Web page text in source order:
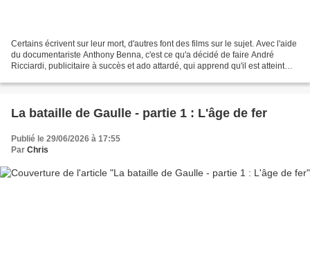
Certains écrivent sur leur mort, d'autres font des films sur le sujet. Avec l'aide
du documentariste Anthony Benna, c'est ce qu'a décidé de faire André
Ricciardi, publicitaire à succès et ado attardé, qui apprend qu'il est atteint
La bataille de Gaulle - partie 1 : L'âge de fer
Publié le 29/06/2026 à 17:55
Par Chris